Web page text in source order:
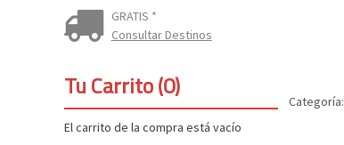
GRATIS *
Consultar Destinos
Tu Carrito (0)
El carrito de la compra está vacío
Categoría: